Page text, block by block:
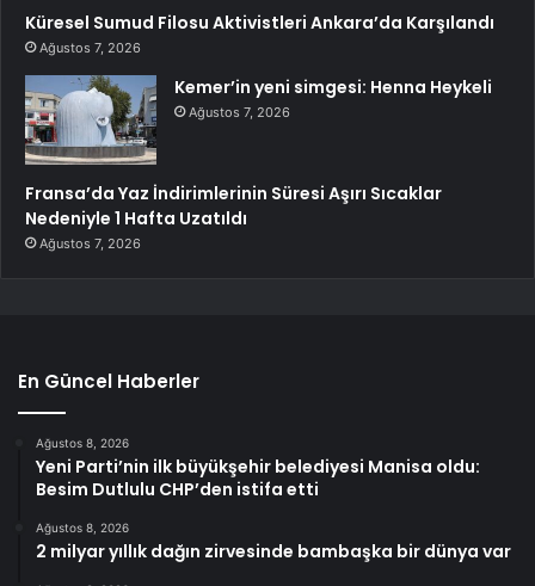
Küresel Sumud Filosu Aktivistleri Ankara’da Karşılandı
Ağustos 7, 2026
Kemer’in yeni simgesi: Henna Heykeli
Ağustos 7, 2026
Fransa’da Yaz İndirimlerinin Süresi Aşırı Sıcaklar
Nedeniyle 1 Hafta Uzatıldı
Ağustos 7, 2026
En Güncel Haberler
Ağustos 8, 2026
Yeni Parti’nin ilk büyükşehir belediyesi Manisa oldu:
Besim Dutlulu CHP’den istifa etti
Ağustos 8, 2026
2 milyar yıllık dağın zirvesinde bambaşka bir dünya var